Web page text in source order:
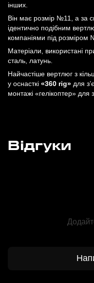
інших.
Він має розмір №11, а за
ідентично подібним
компаніями під розміром
Матеріали, використані
сталь, латунь.
Найчастіше вертлюг з
у оснасткі «360 rig» для
монтажі «гелікоптер» для
Відгуки